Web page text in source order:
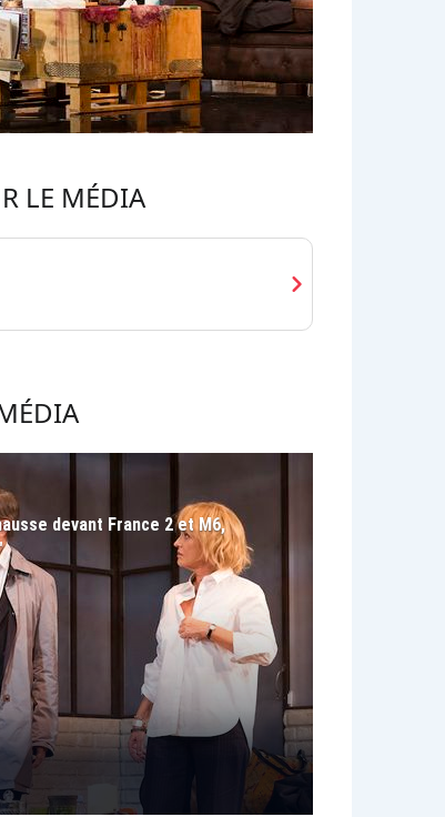
LE MÉDIA
chevron_right
devant France 2 et M6,